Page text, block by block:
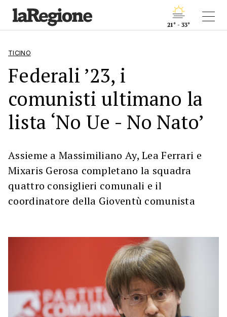
21° - 33°
TICINO
Federali ’23, i
comunisti ultimano la
lista ‘No Ue - No Nato’
Assieme a Massimiliano Ay, Lea Ferrari e
Mixaris Gerosa completano la squadra
quattro consiglieri comunali e il
coordinatore della Gioventù comunista